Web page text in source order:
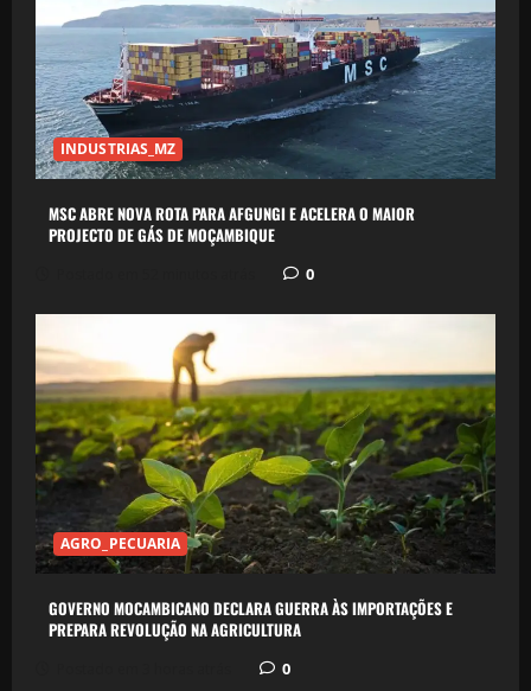
INDUSTRIAS_MZ
MSC ABRE NOVA ROTA PARA AFGUNGI E ACELERA O MAIOR
PROJECTO DE GÁS DE MOÇAMBIQUE
0
AGRO_PECUARIA
GOVERNO MOCAMBICANO DECLARA GUERRA ÀS IMPORTAÇÕES E
PREPARA REVOLUÇÃO NA AGRICULTURA
0